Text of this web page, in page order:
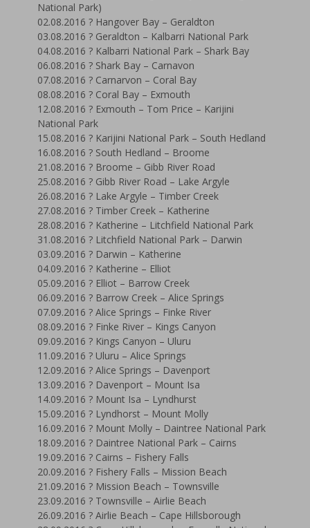
National Park)
02.08.2016 ? Hangover Bay – Geraldton
03.08.2016 ? Geraldton – Kalbarri National Park
04.08.2016 ? Kalbarri National Park – Shark Bay
06.08.2016 ? Shark Bay – Carnavon
07.08.2016 ? Carnarvon – Coral Bay
08.08.2016 ? Coral Bay – Exmouth
12.08.2016 ? Exmouth – Tom Price – Karijini
National Park
15.08.2016 ? Karijini National Park – South Hedland
16.08.2016 ? South Hedland – Broome
21.08.2016 ? Broome – Gibb River Road
25.08.2016 ? Gibb River Road – Lake Argyle
26.08.2016 ? Lake Argyle – Timber Creek
27.08.2016 ? Timber Creek – Katherine
28.08.2016 ? Katherine – Litchfield National Park
31.08.2016 ? Litchfield National Park – Darwin
03.09.2016 ? Darwin – Katherine
04.09.2016 ? Katherine – Elliot
05.09.2016 ? Elliot – Barrow Creek
06.09.2016 ? Barrow Creek – Alice Springs
07.09.2016 ? Alice Springs – Finke River
08.09.2016 ? Finke River – Kings Canyon
09.09.2016 ? Kings Canyon – Uluru
11.09.2016 ? Uluru – Alice Springs
12.09.2016 ? Alice Springs – Davenport
13.09.2016 ? Davenport – Mount Isa
14.09.2016 ? Mount Isa – Lyndhurst
15.09.2016 ? Lyndhorst – Mount Molly
16.09.2016 ? Mount Molly – Daintree National Park
18.09.2016 ? Daintree National Park – Cairns
19.09.2016 ? Cairns – Fishery Falls
20.09.2016 ? Fishery Falls – Mission Beach
21.09.2016 ? Mission Beach – Townsville
23.09.2016 ? Townsville – Airlie Beach
26.09.2016 ? Airlie Beach – Cape Hillsborough